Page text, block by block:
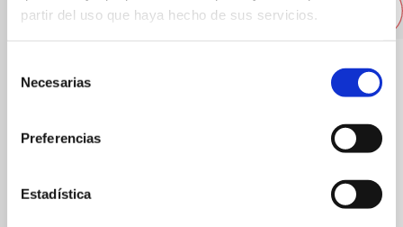
partir del uso que haya hecho de sus servicios.
Necesarias
Preferencias
Estadística